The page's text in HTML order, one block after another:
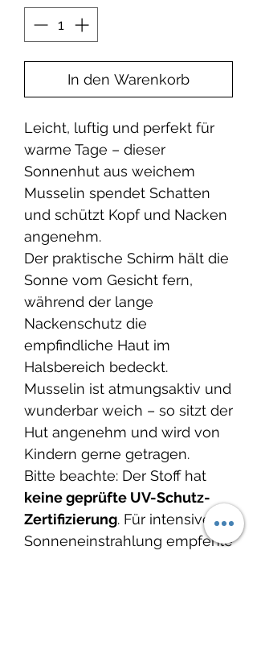
In den Warenkorb
Leicht, luftig und perfekt für
warme Tage – dieser
Sonnenhut aus weichem
Musselin spendet Schatten
und schützt Kopf und Nacken
angenehm.
Der praktische Schirm hält die
Sonne vom Gesicht fern,
während der lange
Nackenschutz die
empfindliche Haut im
Halsbereich bedeckt.
Musselin ist atmungsaktiv und
wunderbar weich – so sitzt der
Hut angenehm und wird von
Kindern gerne getragen.
Bitte beachte: Der Stoff hat
keine geprüfte UV-Schutz-
Zertifizierung. Für intensivere
Sonneneinstrahlung empfehle